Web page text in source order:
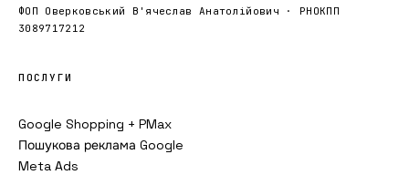
ФОП Оверковський В'ячеслав Анатолійович · РНОКПП
3089717212
ПОСЛУГИ
Google Shopping + PMax
Пошукова реклама Google
Meta Ads